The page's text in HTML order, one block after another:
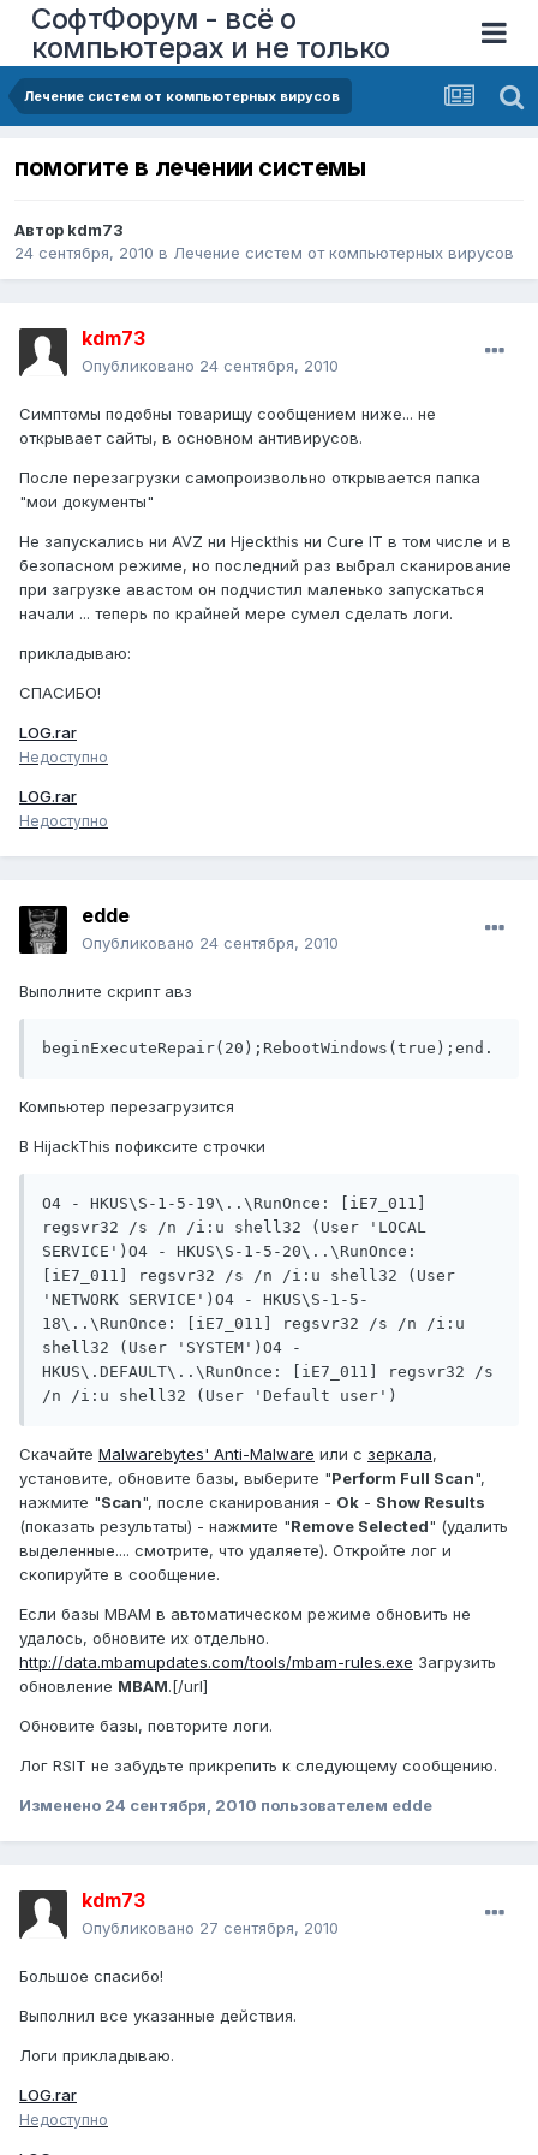
СофтФорум - всё о
компьютерах и не только
Лечение систем от компьютерных вирусов
помогите в лечении системы
Автор kdm73
24 сентября, 2010 в Лечение систем от компьютерных вирусов
kdm73
Опубликовано 24 сентября, 2010
Симптомы подобны товарищу сообщением ниже... не
открывает сайты, в основном антивирусов.
После перезагрузки самопроизвольно открывается папка
"мои документы"
Не запускались ни AVZ ни Hjeckthis ни Cure IT в том числе и в
безопасном режиме, но последний раз выбрал сканирование
при загрузке авастом он подчистил маленько запускаться
начали ... теперь по крайней мере сумел сделать логи.
прикладываю:
СПАСИБО!
LOG.rar
Недоступно
LOG.rar
Недоступно
edde
Опубликовано 24 сентября, 2010
Выполните скрипт авз
beginExecuteRepair(20);RebootWindows(true);end.
Компьютер перезагрузится
В HijackThis пофиксите строчки
O4 - HKUS\S-1-5-19\..\RunOnce: [iE7_011]
regsvr32 /s /n /i:u shell32 (User 'LOCAL
SERVICE')O4 - HKUS\S-1-5-20\..\RunOnce:
[iE7_011] regsvr32 /s /n /i:u shell32 (User
'NETWORK SERVICE')O4 - HKUS\S-1-5-
18\..\RunOnce: [iE7_011] regsvr32 /s /n /i:u
shell32 (User 'SYSTEM')O4 -
HKUS\.DEFAULT\..\RunOnce: [iE7_011] regsvr32 /s
/n /i:u shell32 (User 'Default user')
Скачайте Malwarebytes' Anti-Malware или с зеркала,
установите, обновите базы, выберите "Perform Full Scan",
нажмите "Scan", после сканирования - Ok - Show Results
(показать результаты) - нажмите "Remove Selected" (удалить
выделенные.... смотрите, что удаляете). Откройте лог и
скопируйте в сообщение.
Если базы MBAM в автоматическом режиме обновить не
удалось, обновите их отдельно.
http://data.mbamupdates.com/tools/mbam-rules.exe Загрузить
обновление MBAM.[/url]
Обновите базы, повторите логи.
Лог RSIT не забудьте прикрепить к следующему сообщению.
Изменено 24 сентября, 2010 пользователем edde
kdm73
Опубликовано 27 сентября, 2010
Большое спасибо!
Выполнил все указанные действия.
Логи прикладываю.
LOG.rar
Недоступно